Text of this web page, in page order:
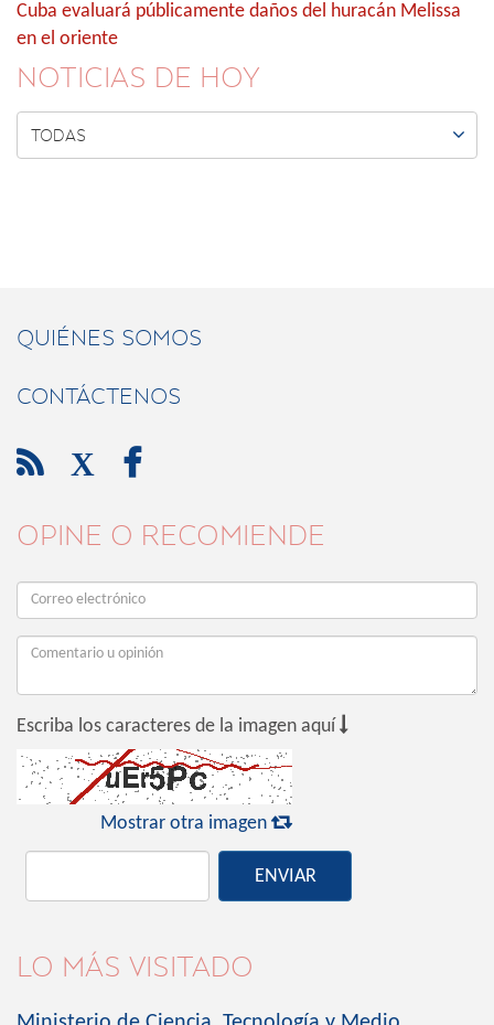
Cuba evaluará públicamente daños del huracán Melissa
en el oriente
NOTICIAS DE HOY
TODAS 
QUIÉNES SOMOS
CONTÁCTENOS
 X 
OPINE O RECOMIENDE
Escriba los caracteres de la imagen aquí 
Mostrar otra imagen 
ENVIAR
LO MÁS VISITADO